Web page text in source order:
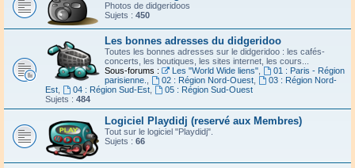
Photos de didgeridoos
Sujets : 450
Les bonnes adresses du didgeridoo
Toutes les bonnes adresses sur le didgeridoo : les cafés-
concerts, les boutiques, les sites internet, les cours...
Sous-forums :
Les "World Wide liens",
01 : Paris - Région
parisienne.
02 : Région Nord-Ouest,
03 : Région Nord-
Est
04 : Région Sud-Est,
05 : Région Sud-Ouest
Sujets : 484
Logiciel Playdidj (reservé aux Membres)
Tout sur le logiciel "Playdidj".
Sujets : 66